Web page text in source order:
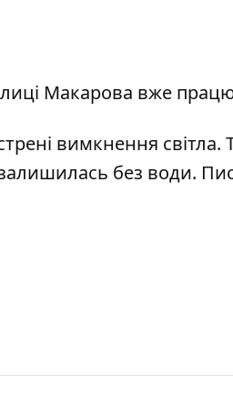
Макарова вже
вимкнення світла.
без води.